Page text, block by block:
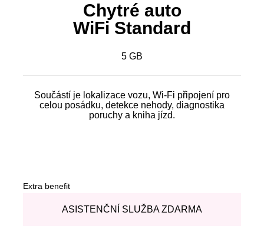
Chytré auto
WiFi Standard
5 GB
Součástí je lokalizace vozu, Wi-Fi připojení pro
celou posádku, detekce nehody, diagnostika
poruchy a kniha jízd.
Extra benefit
ASISTENČNÍ SLUŽBA ZDARMA